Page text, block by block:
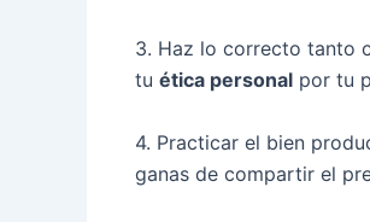
3. Haz lo correcto tanto
tu ética personal por tu
4. Practicar el bien
ganas de compartir el